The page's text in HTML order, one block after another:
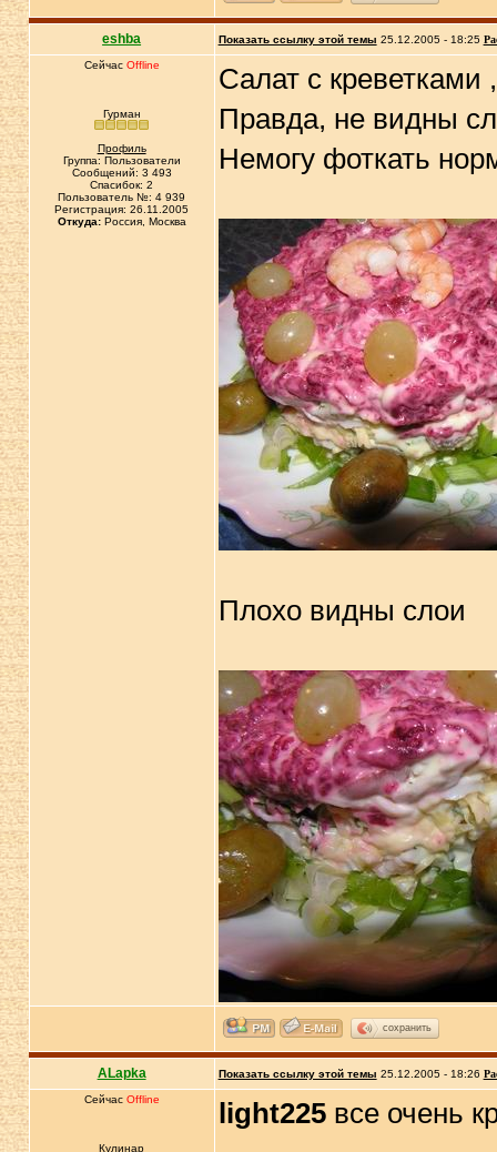
eshba Показать ссылку этой темы 25.12.2005 - 18:25
Сейчас Offline
Гурман
Профиль
Группа: Пользователи
Сообщений: 3 493
Спасибок: 2
Пользователь №: 4 939
Регистрация: 26.11.2005
Откуда:Россия, Москва
Салат с
Правда, не видны
Немогу фоткать
Плохо видны слои
сохранить
ALapka Показать ссылку этой темы 25.12.2005 - 18:26
Сейчас Offline
Кулинар
light225все очень